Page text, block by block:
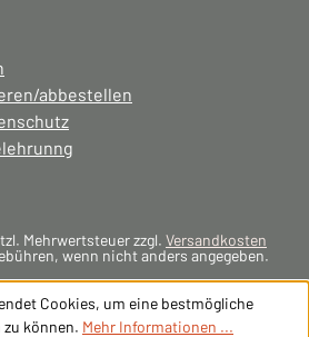
abbestellen
Mehrwertsteuer zzgl. Versandkosten
wenn nicht anders angegeben.
Cookies, um eine bestmögliche
können. Mehr Informationen ...